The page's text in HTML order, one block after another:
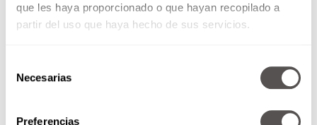
que les haya proporcionado o que hayan recopilado a
partir del uso que haya hecho de sus servicios.
Necesarias
Preferencias
agencia de publicidad Droga5, causaron
una gran sensación en 2006 al realizar un
realizando una pintada en el Air Force One.
de grafitis Mark Ecko, y esto era lo que